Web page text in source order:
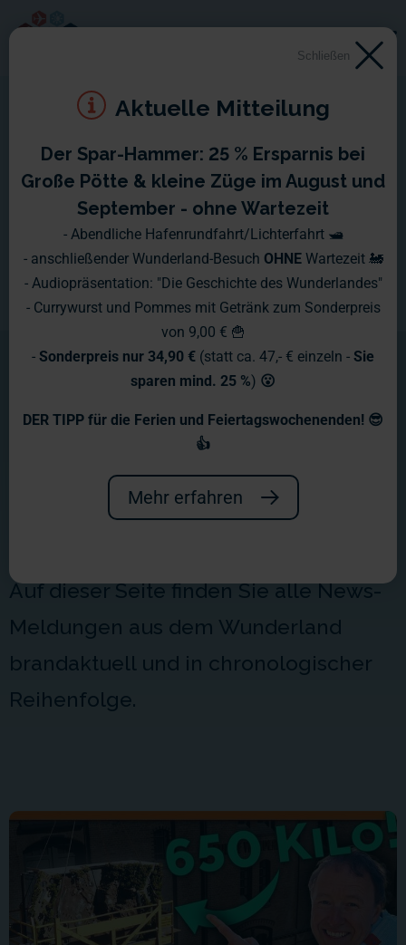
Aktuelles aus dem
Willkommen in unserem
Auf dieser Seite finden Sie alle News-
Meldungen aus dem Wunderland
brandaktuell und in chronologischer
Reihenfolge.
Schließen
Aktuelle Mitteilung
Der Spar-Hammer: 25 % Ersparnis bei
Große Pötte & kleine Züge im August und
September - ohne Wartezeit
- Abendliche Hafenrundfahrt/Lichterfahrt 🛥️
- anschließender Wunderland-Besuch OHNE Wartezeit 🚂
- Audiopräsentation: "Die Geschichte des Wunderlandes"
- Currywurst und Pommes mit Getränk zum Sonderpreis
von 9,00 € 🍟
- Sonderpreis nur 34,90 € (statt ca. 47,- € einzeln - Sie
sparen mind. 25 %) 😮
DER TIPP für die Ferien und Feiertagswochenenden! 😎
👍
Mehr erfahren